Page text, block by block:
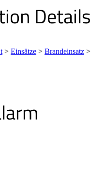
Details
> Einsätze > Brandeinsatz >